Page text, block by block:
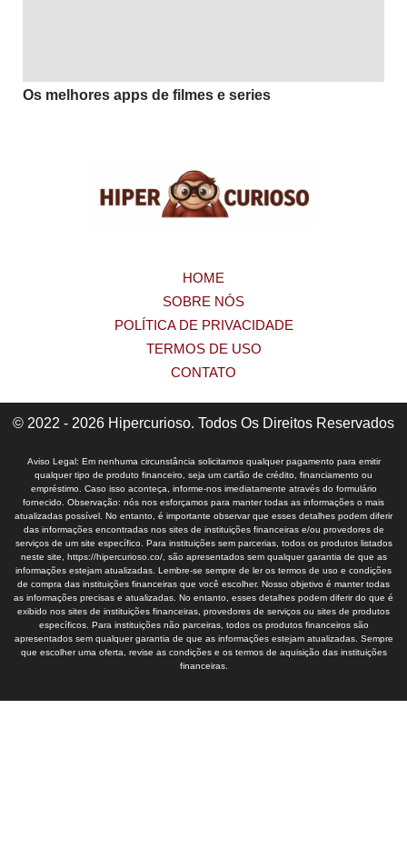
Os melhores apps de filmes e series
HOME
SOBRE NÓS
POLÍTICA DE PRIVACIDADE
TERMOS DE USO
CONTATO
© 2022 - 2026 Hipercurioso. Todos Os Direitos Reservados
Aviso Legal: Em nenhuma circunstância solicitamos qualquer pagamento para emitir
qualquer tipo de produto financeiro, seja um cartão de crédito, financiamento ou
empréstimo. Caso isso aconteça, informe-nos imediatamente através do formulário
fornecido. Observação: nós nos esforçamos para manter todas as informações o mais
atualizadas possível. No entanto, é importante observar que esses detalhes podem diferir
das informações encontradas nos sites de instituições financeiras e/ou provedores de
serviços de um site específico. Para instituições sem parcerias, todos os produtos listados
neste site, https://hipercurioso.co/, são apresentados sem qualquer garantia de que as
informações estejam atualizadas. Lembre-se sempre de ler os termos de uso e condições
de compra das instituições financeiras que você escolher. Nosso objetivo é manter todas
as informações precisas e atualizadas. No entanto, esses detalhes podem diferir do que é
exibido nos sites de instituições financeiras, provedores de serviços ou sites de produtos
específicos. Para instituições não parceiras, todos os produtos financeiros são
apresentados sem qualquer garantia de que as informações estejam atualizadas. Sempre
que escolher uma oferta, revise as condições e os termos de aquisição das instituições
financeiras.